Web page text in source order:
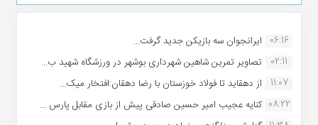
06:16 ایرانجوان سه بازیکن جدید گرفت...
02:11
تصاویر تمرین شاهین شهردارى بوشهر در ورزشگاه شهید ب...
11:07
از دهقاید تا فولاد خوزستان با رضا دهقان:افتخار میک...
08:22 کنایه عجیب امیر حسین صادقی پیش از بازی مقابل پارس ...